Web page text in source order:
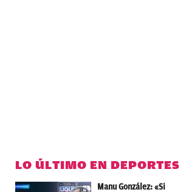
LO ÚLTIMO EN DEPORTES
Manu González: «Si